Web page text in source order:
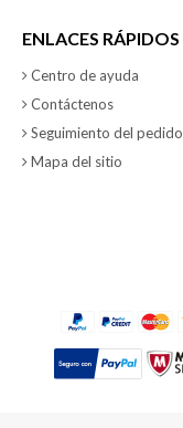
ENLACES RÁPIDOS
Centro de ayuda
Contáctenos
Seguimiento del pedido
Mapa del sitio